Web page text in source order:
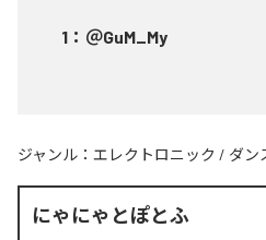
1 ： ＠GuM_My
ジャンル： エレクトロニック / ダン
にゃにゃとぽとふ